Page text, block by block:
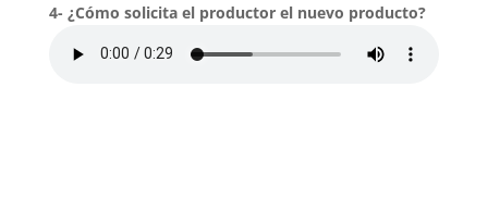
4- ¿Cómo solicita el productor el nuevo producto?